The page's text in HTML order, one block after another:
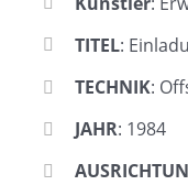
TITEL:
TECHNIK:
JAHR: 1984